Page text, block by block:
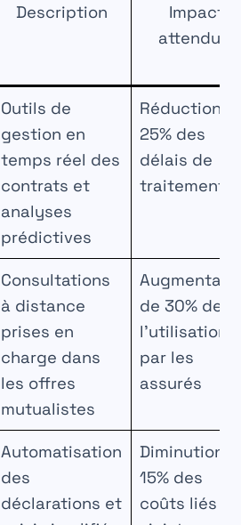
Description
Impact
attendu ?
Outils de
gestion en
temps réel des
contrats et
analyses
prédictives
Réduction
25% des
délais de
traitement
Consultations
à distance
prises en
charge dans
les offres
mutualistes
de 30% de
l’utilisation
par les
assurés
Automatisation
des
déclarations et
Diminution
15% des
coûts liés